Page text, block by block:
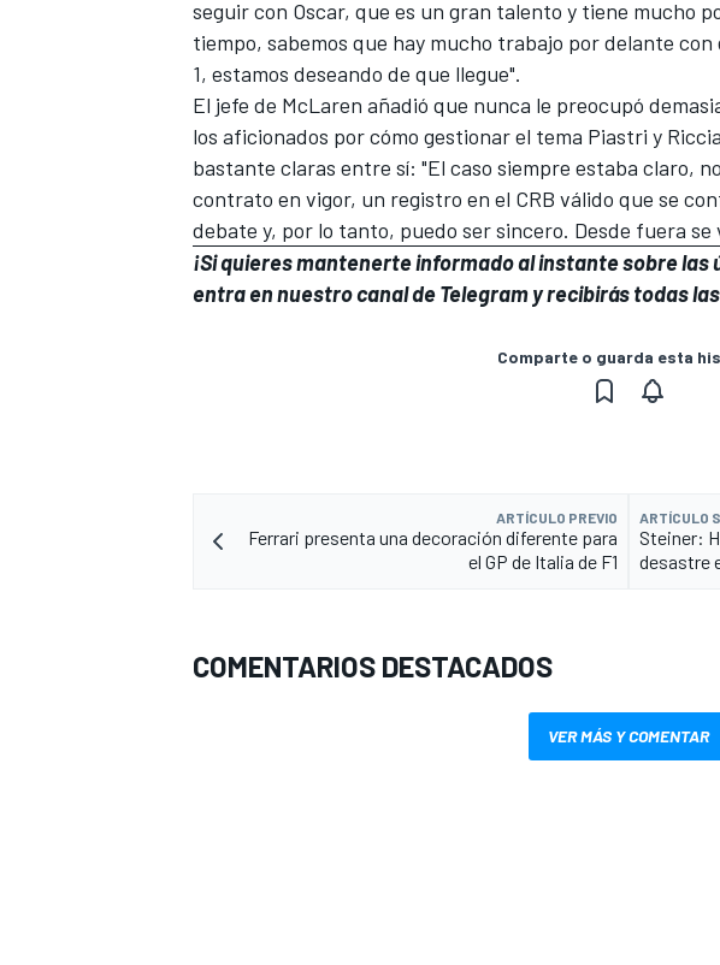
seguir con Oscar, que es un gran talento y tiene mucho
tiempo, sabemos que hay mucho trabajo por delante
1, estamos deseando de que llegue".
El jefe de McLaren añadió que nunca le preocupó
los aficionados por cómo gestionar el tema Piastri y
bastante claras entre sí: "El caso siempre estaba claro,
contrato en vigor, un registro en el CRB válido que se
debate y, por lo tanto, puedo ser sincero. Desde fuera se
¡Si quieres mantenerte informado al instante sobre las
entra ennuestro canal de Telegramy recibirás todas
Comparte o guarda esta
ARTÍCULO PREVIO
Ferrari presenta una decoración diferente para
el GP de Italia de F1
ARTÍCULO
Steiner:
desastre
COMENTARIOS DESTACADOS
VER MÁS Y COMENTAR